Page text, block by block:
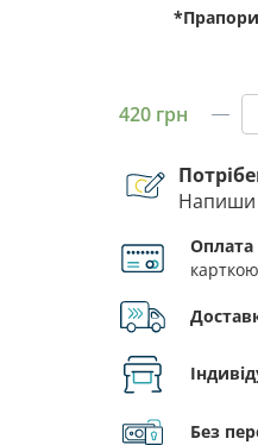
420 грн
Напиши
Оплата
Без